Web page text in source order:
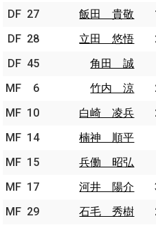
DF 27 飯田 貴敬
DF 28 立田 悠悟
DF 45 角田 誠
MF
6 竹内 涼
MF 10 白崎 凌兵
MF 14 楠神 順平
MF 15 兵働 昭弘
MF 17 河井 陽介
MF 29 石毛 秀樹
DF 27
飯田 貴敬
DF 28
立田 悠悟
DF 45
角田 誠
MF
6
竹内 涼
MF 10
白崎 凌兵
MF 14
楠神 順平
MF 15
兵働 昭弘
MF 17
河井 陽介
MF 29
石毛 秀樹